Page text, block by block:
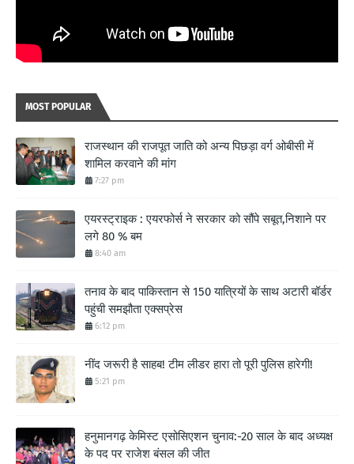
MOST POPULAR
राजस्थान की राजपूत जाति को अन्य पिछड़ा वर्ग ओबीसी में
शामिल करवाने की मांग
7:27 pm
एयरस्ट्राइक : एयरफोर्स ने सरकार को सौंपे सबूत,निशाने पर
लगे 80 % बम
8:40 am
तनाव के बाद पाकिस्तान से 150 यात्रियों के साथ अटारी बॉर्डर
पहुंची समझौता एक्सप्रेस
6:12 pm
नींद जरूरी है साहब! टीम लीडर हारा तो पूरी पुलिस हारेगी!
5:21 pm
हनुमानगढ़ केमिस्ट एसोसिएशन चुनाव:-20 साल के बाद अध्यक्ष
के पद पर राजेश बंसल की जीत